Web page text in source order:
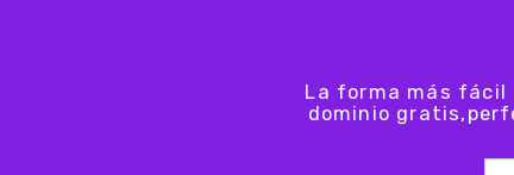
La forma más fácil
dominio